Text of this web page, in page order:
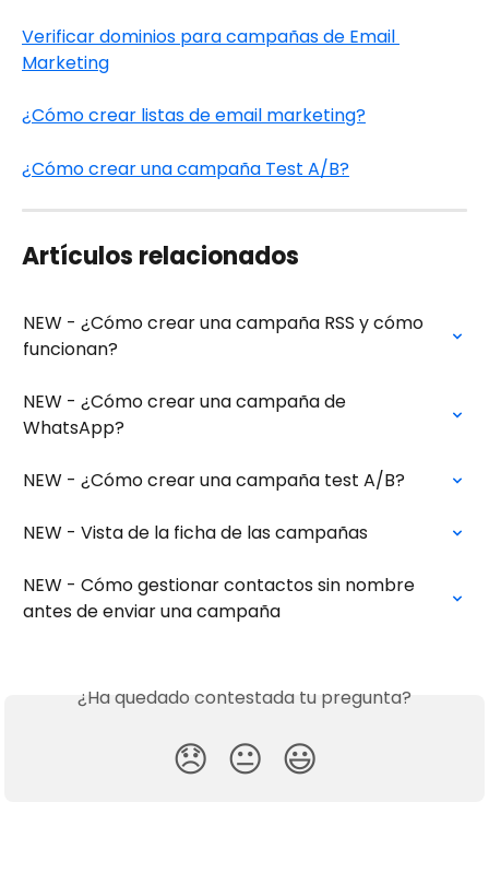
Verificar dominios para campañas de Email
Marketing
¿Cómo crear listas de email marketing?
¿Cómo crear una campaña Test A/B?
Artículos relacionados
NEW - ¿Cómo crear una campaña RSS y cómo
funcionan?
NEW - ¿Cómo crear una campaña de
WhatsApp?
NEW - ¿Cómo crear una campaña test A/B?
NEW - Vista de la ficha de las campañas
NEW - Cómo gestionar contactos sin nombre
antes de enviar una campaña
¿Ha quedado contestada tu pregunta?
😞 😐 😃